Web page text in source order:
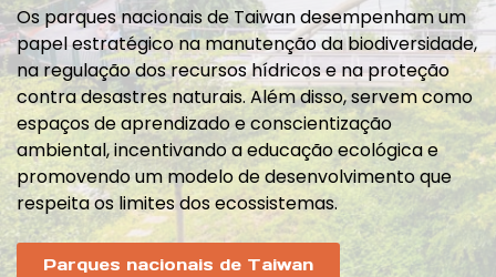
Os parques nacionais de Taiwan desempenham um
papel estratégico na manutenção da biodiversidade,
na regulação dos recursos hídricos e na proteção
contra desastres naturais. Além disso, servem como
espaços de aprendizado e conscientização
ambiental, incentivando a educação ecológica e
promovendo um modelo de desenvolvimento que
respeita os limites dos ecossistemas.
Parques nacionais de Taiwan